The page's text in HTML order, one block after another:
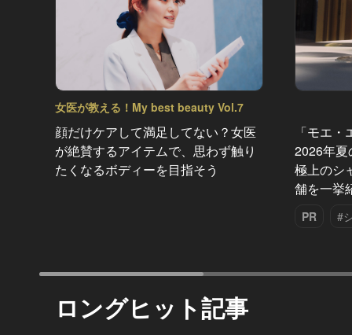
女医が教える！My best beauty Vol.7
顔だけケアして満足してない？女医
が絶賛するアイテムで、思わず触り
たくなるボディーを目指そう
「モエ
2026年夏
極上のシ
舗を一挙
PR #
ロングヒット記事